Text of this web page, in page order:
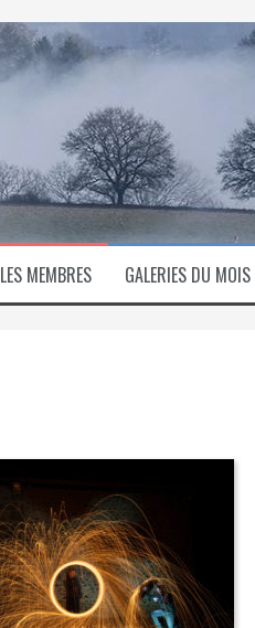
LES MEMBRES GALERIES DU MOIS